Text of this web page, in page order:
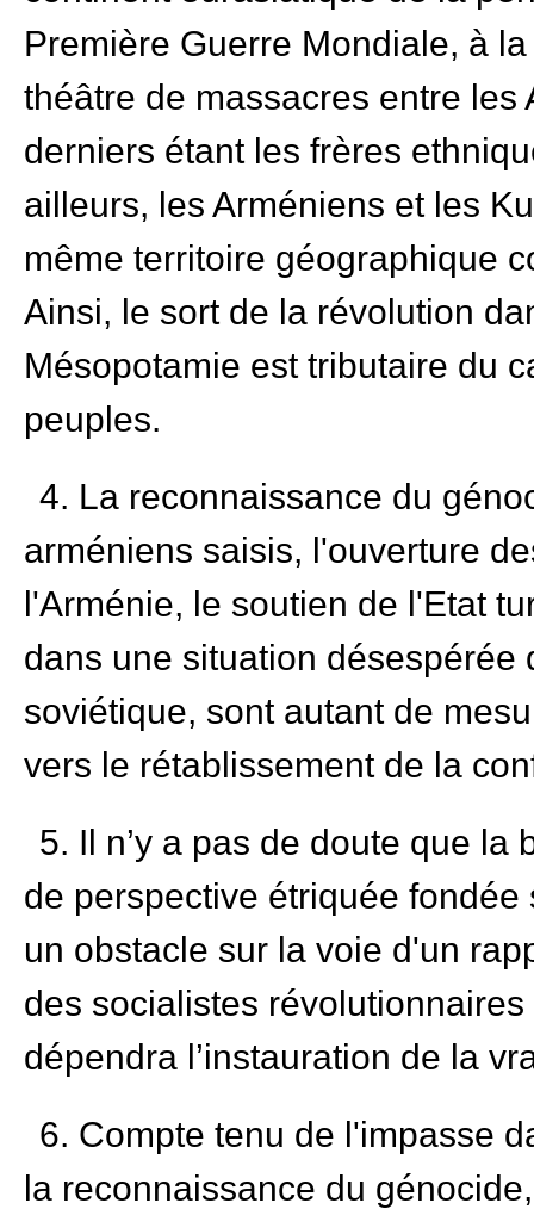
Première Guerre Mondiale, à
théâtre de massacres entre les
derniers étant les frères
ailleurs, les Arméniens et les
même territoire géographique
Ainsi, le sort de la révolution
Mésopotamie est tributaire du
peuples.
4. La reconnaissance du
arméniens saisis, l'ouverture
l'Arménie, le soutien de l'Etat
dans une situation
soviétique, sont autant de
vers le rétablissement de la
5. Il n’y a pas de doute que
de perspective étriquée
un obstacle sur la voie d'un
des socialistes
dépendra l’instauration de la
6. Compte tenu de l'impasse
la reconnaissance du